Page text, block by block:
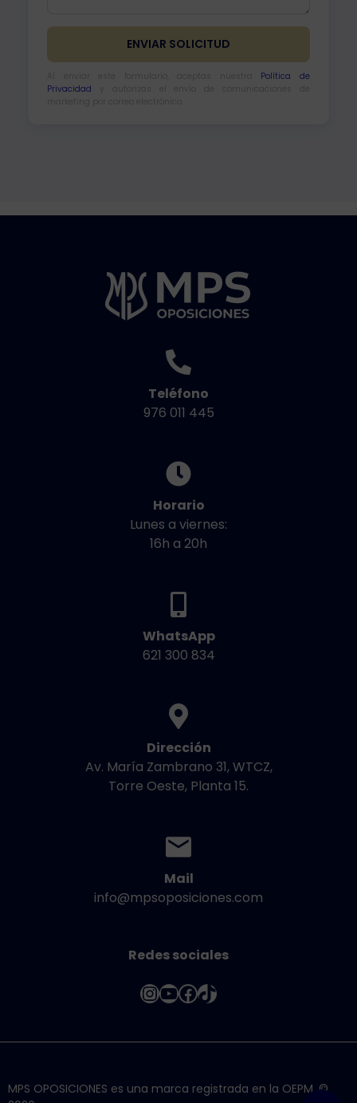
Política de
Privacidad
Teléfono
976 011 445
Horario
Lunes a viernes:
16h a 20h
WhatsApp
621 300 834
Dirección
Av. María Zambrano 31, WTCZ,
Torre Oeste, Planta 15.
Mail
info@mpsoposiciones.com
Redes sociales
Instagram
YouTube
Facebook
TikTok
MPS OPOSICIONES es una marca registrada en la OEPM. ©